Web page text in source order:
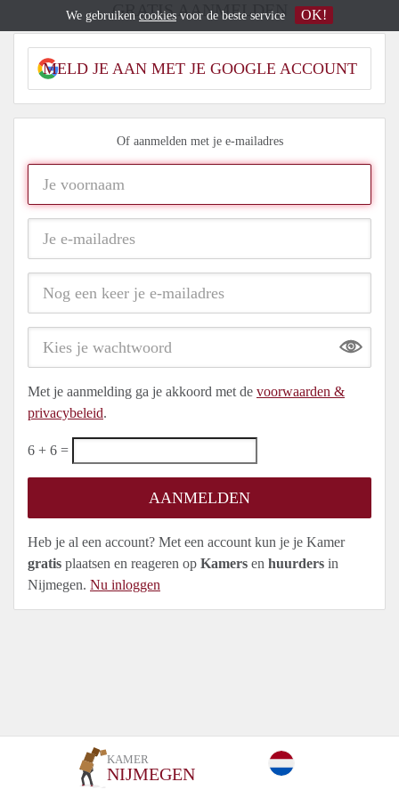
KAMER
NIJMEGEN
GRATIS AANMELDEN
MELD JE AAN MET JE GOOGLE ACCOUNT
Of aanmelden met je e-mailadres
Show
Met je aanmelding ga je akkoord met de voorwaarden &
privacybeleid.
6 + 6 =
Heb je al een account? Met een account kun je je Kamer
gratis plaatsen en reageren op Kamers en huurders in
Nijmegen. Nu inloggen
We gebruiken cookies voor de beste service OK!